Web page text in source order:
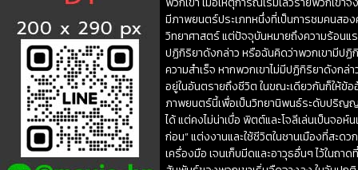
มีภาพยนตร์ประเภทหนึ่งที่เป็นการชมคนสอ
วิทยาศาสตร์ แต่ปัจจุบันหมายถึงความร้อนแ
ปฏิกิริยาดังกล่าว หรือฉันคิดว่าพวกเขามีปฏิกิ
ความสำเร็จ หากพวกเขาไม่มีปฏิกิริยาดังก
อยู่ในอันตรายถึงชีวิต ในขณะเดียวกันก็ให้ข้
ภาพยนตร์นี้เพื่อเป็นวิทยานิพนธ์ระดับปริญญา
ได้ แต่คงไม่น่าเบื่อ พิตต์และโจลีเล่นเป็นจอ
ก่อน” แต่งงานและใช้ชีวิตในชานเมืองที่สะด
เครื่องมือ เจนเก็บมีดและอาวุธอื่นๆ ไว้ในถ